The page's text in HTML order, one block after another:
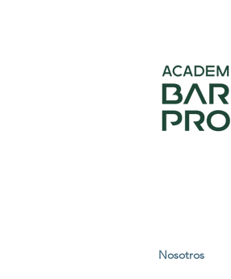
Nosotros